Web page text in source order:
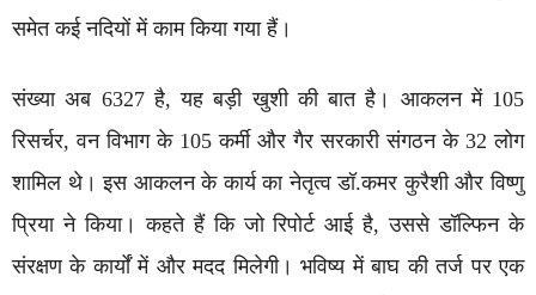
समेत कई नदियों में काम किया गया हैं।
संख्या अब 6327 है, यह बड़ी खुशी की बात है। आकलन में 105
रिसर्चर, वन विभाग के 105 कर्मी और गैर सरकारी संगठन के 32 लोग
शामिल थे। इस आकलन के कार्य का नेतृत्व डॉ.कमर कुरैशी और विष्णु
प्रिया ने किया। कहते हैं कि जो रिपोर्ट आई है, उससे डॉल्फिन के
संरक्षण के कार्यों में और मदद मिलेगी। भविष्य में बाघ की तर्ज पर एक